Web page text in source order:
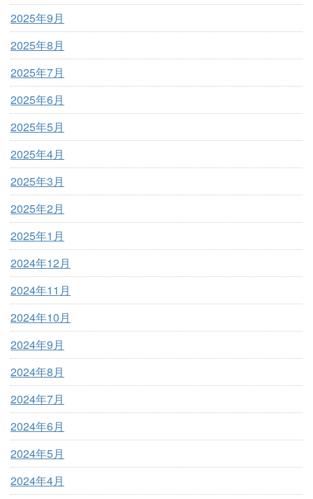
2025年9月
2025年8月
2025年7月
2025年6月
2025年5月
2025年4月
2025年3月
2025年2月
2025年1月
2024年12月
2024年11月
2024年10月
2024年9月
2024年8月
2024年7月
2024年6月
2024年5月
2024年4月